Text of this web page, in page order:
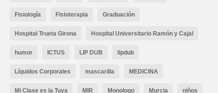
Fisiología Fisioterapia Graduación
Hospital Trueta Girona Hospital Universitario Ramón y Cajal
humor ICTUS LIP DUB lipdub
Líquidos Corporales mascarilla MEDICINA
Mi Clase es la Tuya MIR Monologo Murcia niños